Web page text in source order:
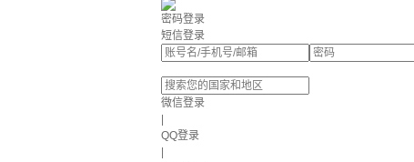
密码登录
短信登录
微信登录
QQ登录